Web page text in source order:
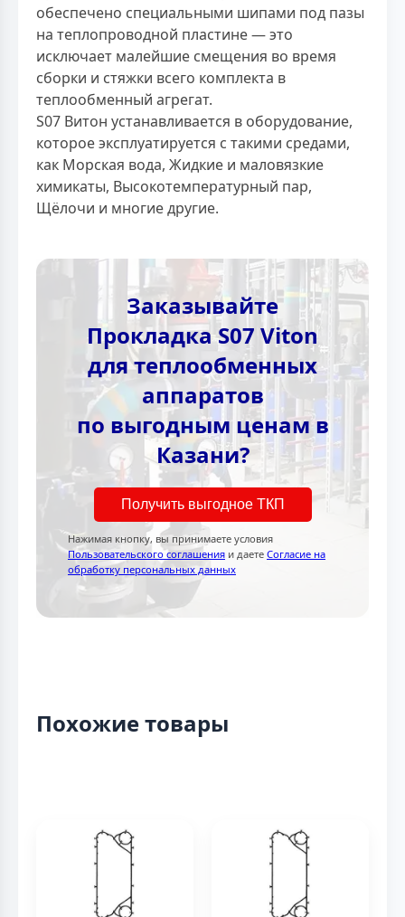
обеспечено специальными шипами под пазы
на теплопроводной пластине — это
исключает малейшие смещения во время
сборки и стяжки всего комплекта в
теплообменный агрегат.
S07 Витон устанавливается в оборудование,
которое эксплуатируется с такими средами,
как Морская вода, Жидкие и маловязкие
химикаты, Высокотемпературный пар,
Щёлочи и многие другие.
Заказывайте
Прокладка S07 Viton
для теплообменных
аппаратов
по выгодным ценам в
Казани?
Получить выгодное ТКП
Нажимая кнопку, вы принимаете условия
Пользовательского соглашения и даете Согласие на
обработку персональных данных
Похожие товары